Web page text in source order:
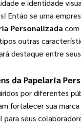
e identidade
Então se uma
Personalizada com
outras
destaque entre
da Papelaria
por diferentes
fortalecer sua marca
seus